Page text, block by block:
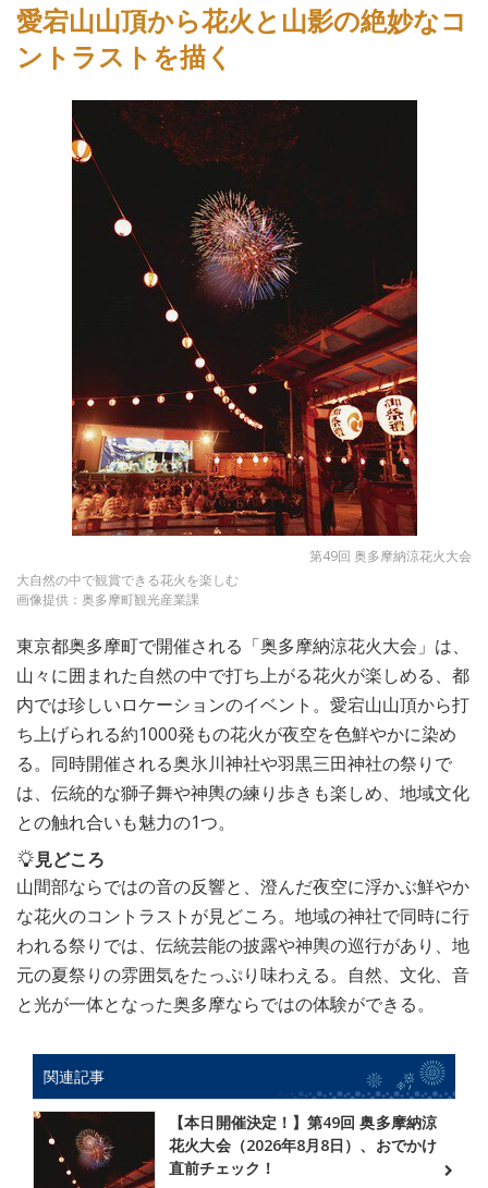
愛宕山山頂から花火と山影の絶妙なコ
ントラストを描く
第49回 奥多摩納涼花火大会
大自然の中で観賞できる花火を楽しむ
画像提供：奥多摩町観光産業課
東京都奥多摩町で開催される「奥多摩納涼花火大会」は、
山々に囲まれた自然の中で打ち上がる花火が楽しめる、都
内では珍しいロケーションのイベント。愛宕山山頂から打
ち上げられる約1000発もの花火が夜空を色鮮やかに染め
る。同時開催される奥氷川神社や羽黒三田神社の祭りで
は、伝統的な獅子舞や神輿の練り歩きも楽しめ、地域文化
との触れ合いも魅力の1つ。
見どころ
山間部ならではの音の反響と、澄んだ夜空に浮かぶ鮮やか
な花火のコントラストが見どころ。地域の神社で同時に行
われる祭りでは、伝統芸能の披露や神輿の巡行があり、地
元の夏祭りの雰囲気をたっぷり味わえる。自然、文化、音
と光が一体となった奥多摩ならではの体験ができる。
関連記事
【本日開催決定！】第49回 奥多摩納涼
花火大会（2026年8月8日）、おでかけ
直前チェック！